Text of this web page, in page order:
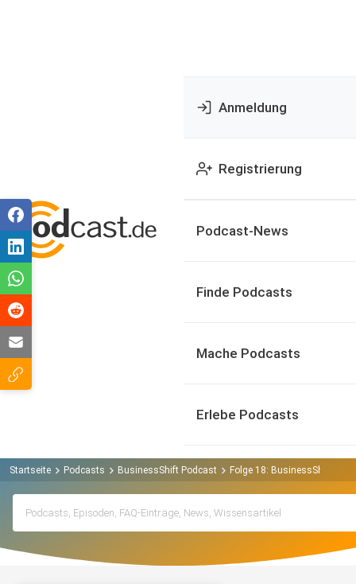
Anmeldung
Registrierung
Podcast-News
Finde Podcasts
Mache Podcasts
Erlebe Podcasts
Startseite Podcasts BusinessShift Podcast Folge 18: BusinessShift -